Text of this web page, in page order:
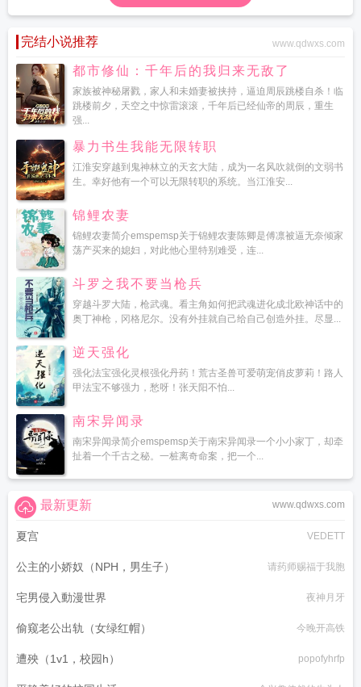
完结小说推荐 www.qdwxs.com
都市修仙：千年后的我归来无敌了
家族被神秘屠戮，家人和未婚妻被挟持，逼迫周辰跳楼自杀！临
跳楼前夕，天空之中惊雷滚滚，千年后已经仙帝的周辰，重生
强...
暴力书生我能无限转职
江淮安穿越到鬼神林立的天玄大陆，成为一名风吹就倒的文弱书
生。幸好他有一个可以无限转职的系统。当江淮安...
锦鲤农妻
锦鲤农妻简介emspemsp关于锦鲤农妻陈卿是傅凛被逼无奈倾家
荡产买来的媳妇，对此他心里特别难受，连...
斗罗之我不要当枪兵
穿越斗罗大陆，枪武魂。看主角如何把武魂进化成北欧神话中的
奥丁神枪，冈格尼尔。没有外挂就自己给自己创造外挂。尽显...
逆天强化
强化法宝强化灵根强化丹药！荒古圣兽可爱萌宠俏皮萝莉！路人
甲法宝不够强力，愁呀！张天阳不怕...
南宋异闻录
南宋异闻录简介emspemsp关于南宋异闻录一个小小家丁，却牵
扯着一个千古之秘。一桩离奇命案，把一个...
www.qdwxs.com
最新更新
夏宫 VEDETT
公主的小娇奴（NPH，男生子） 请药师赐福于我胞
宅男侵入動漫世界 夜神月牙
偷窥老公出轨（女绿红帽） 今晚开高铁
遭殃（1v1，校园h） popofyhrfp